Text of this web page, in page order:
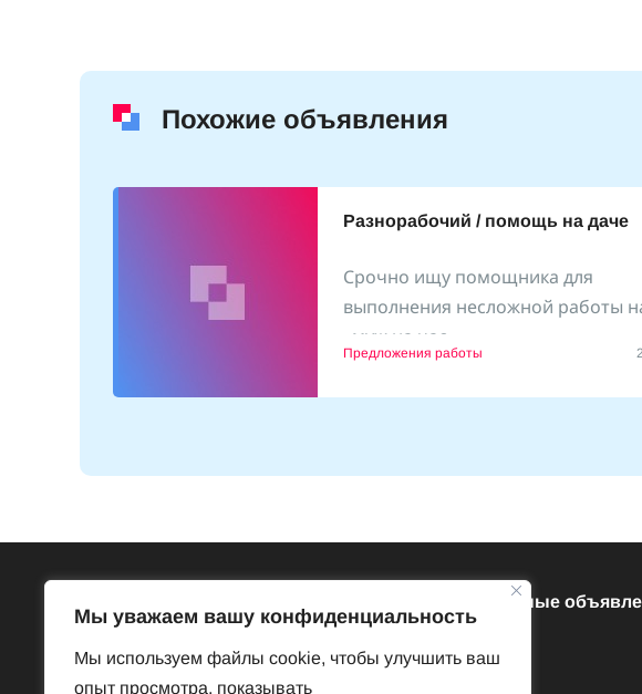
Мы уважаем вашу конфиденциальность
Мы используем файлы cookie, чтобы улучшить ваш
опыт просмотра, показывать
Похожие объявления
Разнорабочий / помощь на даче
Срочно ищу помощника для
выполнения несложной работы
«муж на час»
Предложения работы
Законы и порядки
Бесплатные